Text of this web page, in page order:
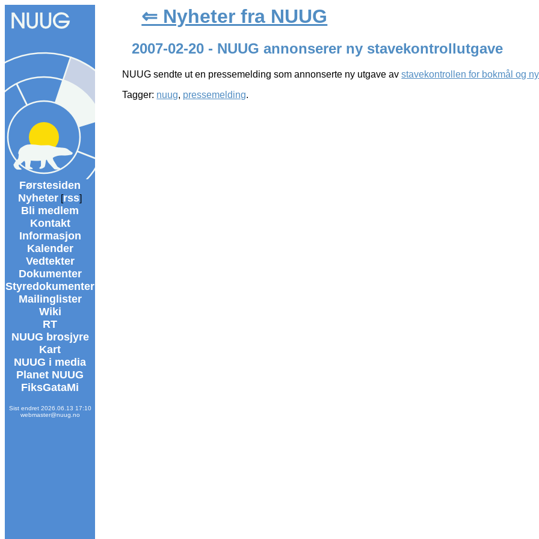
Førstesiden
Nyheter [rss]
Bli medlem
Kontakt
Informasjon
Kalender
Vedtekter
Dokumenter
Styredokumenter
Mailinglister
Wiki
RT
NUUG brosjyre
Kart
NUUG i media
Planet NUUG
FiksGataMi
Sist endret 2026.06.13 17:10
webmaster@nuug.no
⇐ Nyheter fra NUUG
2007-02-20 - NUUG annonserer ny stavekontrollutgave
NUUG sendte ut en pressemelding som annonserte ny utgave avstavekontrollen for bokmål og
Tagger: nuug, pressemelding.